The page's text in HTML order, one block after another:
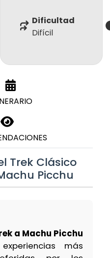
Dificultad
Difícil
Trek Clásico
Picchu
a Machu Picchu
más